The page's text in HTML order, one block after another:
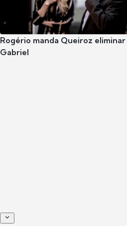
Rogério manda Queiroz eliminar
Gabriel